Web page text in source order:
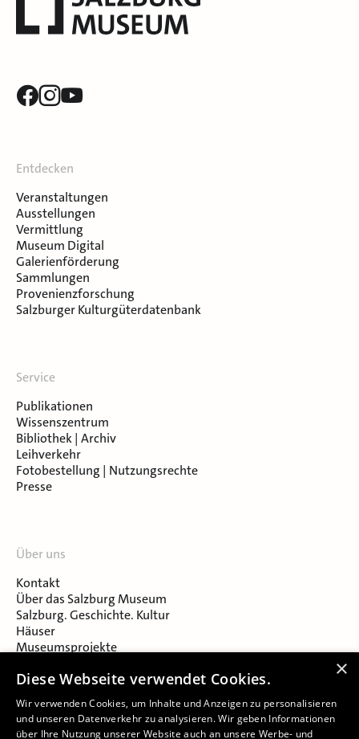
Entdecken
Veranstaltungen
Ausstellungen
Vermittlung
Museum Digital
Galerienförderung
Sammlungen
Provenienzforschung
Salzburger Kulturgüterdatenbank
Service
Publikationen
Wissenszentrum
Bibliothek | Archiv
Leihverkehr
Fotobestellung | Nutzungsrechte
Presse
Über uns
Kontakt
Über das Salzburg Museum
Salzburg. Geschichte. Kultur
Häuser
Museumsprojekte
Museumsverein Celtic Heritage
×
Diese Webseite verwendet Cookies.
Wir verwenden Cookies, um Inhalte und Anzeigen zu personalisieren
und unseren Datenverkehr zu analysieren. Wir geben Informationen
über Ihre Nutzung unserer Website auch an unsere Werbe- und